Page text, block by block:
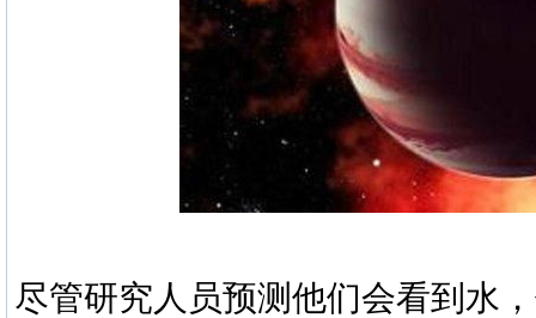
尽管研究人员预测他们会看到水